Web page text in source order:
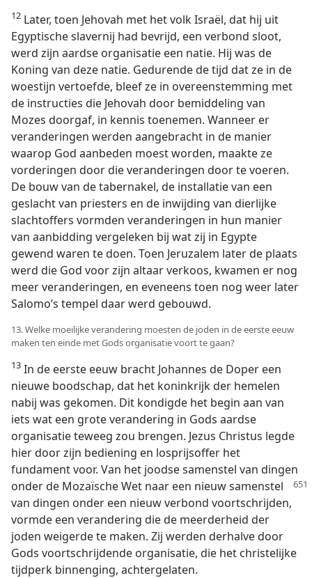
12 Later, toen Jehovah met het volk Israël, dat hij uit
Egyptische slavernij had bevrijd, een verbond sloot,
werd zijn aardse organisatie een natie. Hij was de
Koning van deze natie. Gedurende de tijd dat ze in de
woestijn vertoefde, bleef ze in overeenstemming met
de instructies die Jehovah door bemiddeling van
Mozes doorgaf, in kennis toenemen. Wanneer er
veranderingen werden aangebracht in de manier
waarop God aanbeden moest worden, maakte ze
vorderingen door die veranderingen door te voeren.
De bouw van de tabernakel, de installatie van een
geslacht van priesters en de inwijding van dierlijke
slachtoffers vormden veranderingen in hun manier
van aanbidding vergeleken bij wat zij in Egypte
gewend waren te doen. Toen Jeruzalem later de plaats
werd die God voor zijn altaar verkoos, kwamen er nog
meer veranderingen, en eveneens toen nog weer later
Salomo’s tempel daar werd gebouwd.
13. Welke moeilijke verandering moesten de joden in de eerste eeuw
maken ten einde met Gods organisatie voort te gaan?
13 In de eerste eeuw bracht Johannes de Doper een
nieuwe boodschap, dat het koninkrijk der hemelen
nabij was gekomen. Dit kondigde het begin aan van
iets wat een grote verandering in Gods aardse
organisatie teweeg zou brengen. Jezus Christus legde
hier door zijn bediening en losprijsoffer het
fundament voor. Van het joodse samenstel van dingen
onder de Mozaïsche Wet naar een nieuw samenstel
van dingen onder een nieuw verbond voortschrijden,
vormde een verandering die de meerderheid der
joden weigerde te maken. Zij werden derhalve door
Gods voortschrijdende organisatie, die het christelijke
tijdperk binnenging, achtergelaten.